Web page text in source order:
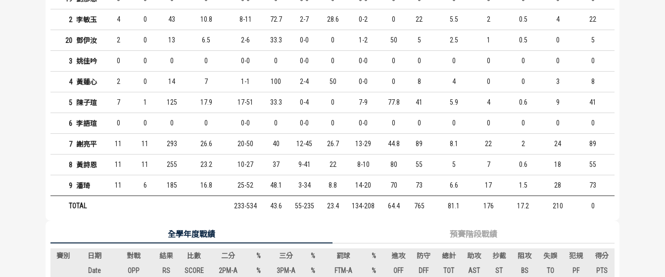
2 李敏玉 4 0 43 10.8 8-11 72.7 2-7 28.6 0-2 0 22 5.5 2 0.5 4 22
20 鄧伊汝 2 0 13 6.5 2-6 33.3 0-0 0 1-2 50 5 2.5 1 0.5 0 5
3 姚佳吟 0 0 0 0 0-0 0 0-0 0 0-0 0 0 0 0 0 0 0
4 黃蓮心 2 0 14 7 1-1 100 2-4 50 0-0 0 8 4 0 0 3 8
5 陳子瑄 7 1 125 17.9 17-51 33.3 0-4 0 7-9 77.8 41 5.9 4 0.6 9 41
6 李語瑄 0 0 0 0 0-0 0 0-0 0 0-0 0 0 0 0 0 0 0
7 謝亮平 11 11 293 26.6 20-50 40 12-45 26.7 13-29 44.8 89 8.1 22 2 24 89
8 黃詩恩 11 11 255 23.2 10-27 37 9-41 22 8-10 80 55 5 7 0.6 18 55
9 潘琦 11 6 185 16.8 25-52 48.1 3-34 8.8 14-20 70 73 6.6 17 1.5 28 73
TOTAL 233-534 43.6 55-235 23.4 134-208 64.4 765 81.1 176 17.2 210 0
全學年度戰績 預賽階段戰績
賽別 日期 對戰 結果 比數 二分 % 三分 % 罰球 % 進攻 防守 總計 助攻 抄截 阻攻 失誤 犯規
得分
Date
OPP RS SCORE 2PM-A % 3PM-A % FTM-A % OFF DFF TOT AST ST BS TO PF PTS